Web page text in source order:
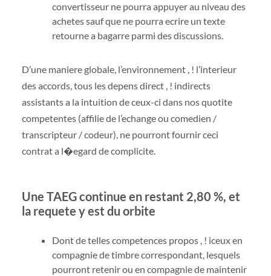
convertisseur ne pourra appuyer au niveau des
achetes sauf que ne pourra ecrire un texte
retourne a bagarre parmi des discussions.
D’une maniere globale, l’environnement , ! l’interieur
des accords, tous les depens direct , ! indirects
assistants a la intuition de ceux-ci dans nos quotite
competentes (affilie de l’echange ou comedien /
transcripteur / codeur), ne pourront fournir ceci
contrat a l�egard de complicite.
Une TAEG continue en restant 2,80 %, et
la requete y est du orbite
Dont de telles competences propos , ! iceux en
compagnie de timbre correspondant, lesquels
pourront retenir ou en compagnie de maintenir